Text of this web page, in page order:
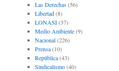
Las Derechas(56)
Libertad(8)
LONASI(37)
Medio Ambiente(9)
Nacional(226)
Prensa(10)
República(43)
Sindicalismo(40)